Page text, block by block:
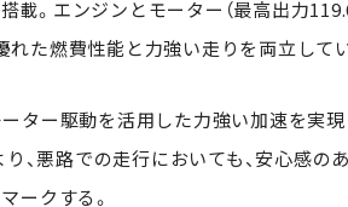
載。エンジンとモーター（最高出力
れた燃費性能と力強い走りを両立して
ーター駆動を活用した力強い加速を実
、悪路での走行においても、安心感の
ークする。